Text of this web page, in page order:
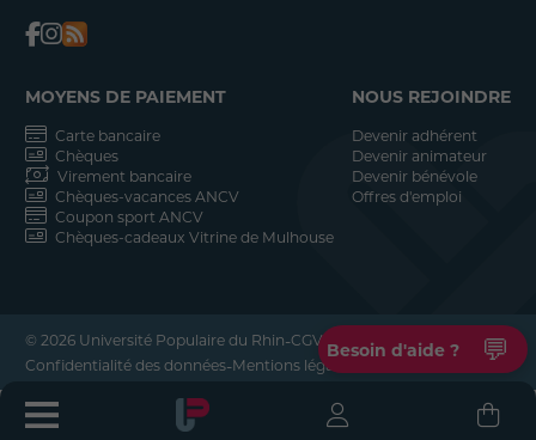
MOYENS DE PAIEMENT
Carte bancaire
Chèques
Virement bancaire
Chèques-vacances ANCV
Coupon sport ANCV
Chèques-cadeaux Vitrine de Mulhouse
NOUS REJOINDRE
Devenir adhérent
Devenir animateur
Devenir bénévole
Offres d'emploi
© 2026 Université Populaire du Rhin-CGV-
Confidentialité des données-Mentions légales
Besoin d'aide ? 💬